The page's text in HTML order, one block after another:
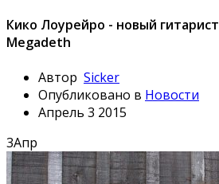
Кико Лоурейро - новый гитарист
Megadeth
Автор Sicker
Опубликовано в Новости
Апрель 3 2015
3Апр